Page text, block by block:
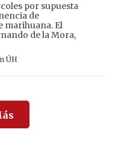
por supuesta
de
marihuana. El
de la Mora,
ÚH